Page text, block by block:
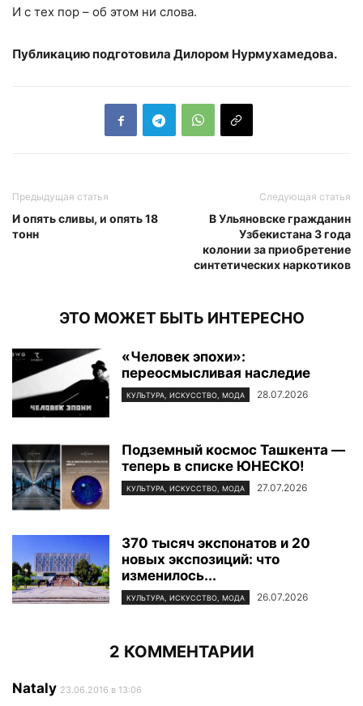
И с тех пор – об этом ни слова.
Публикацию подготовила Дилором Нурмухамедова.
Предыдущая статья
И опять сливы, и опять 18
тонн
Следующая статья
В Ульяновске гражданин
Узбекистана 3 года
колонии за приобретение
синтетических наркотиков
ЭТО МОЖЕТ БЫТЬ ИНТЕРЕСНО
«Человек эпохи»:
переосмысливая наследие
КУЛЬТУРА, ИСКУССТВО, МОДА 28.07.2026
Подземный космос Ташкента —
теперь в списке ЮНЕСКО!
КУЛЬТУРА, ИСКУССТВО, МОДА 27.07.2026
370 тысяч экспонатов и 20
новых экспозиций: что
изменилось...
КУЛЬТУРА, ИСКУССТВО, МОДА 26.07.2026
2 КОММЕНТАРИИ
Nataly 23.06.2016 в 13:06